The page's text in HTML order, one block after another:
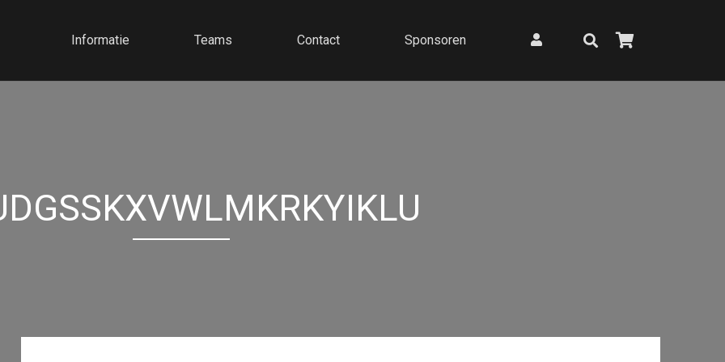
Informatie Teams Contact Sponsoren